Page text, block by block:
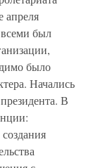
апреля
был
было
Начались
В